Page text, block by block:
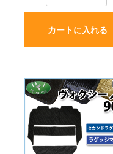
カートに入れる